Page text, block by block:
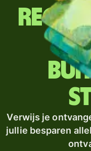
Verwijs je
jullie besparen